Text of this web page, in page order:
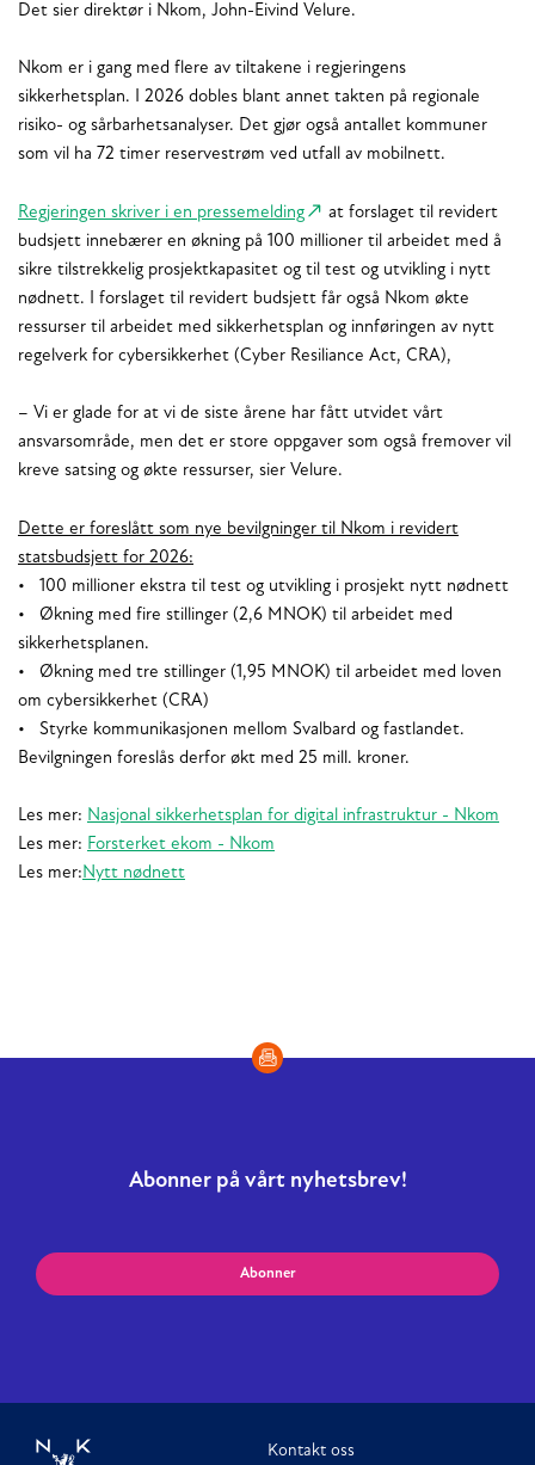
Det sier direktør i Nkom, John-Eivind Velure.
Nkom er i gang med flere av tiltakene i regjeringens
sikkerhetsplan. I 2026 dobles blant annet takten på regionale
risiko- og sårbarhetsanalyser. Det gjør også antallet kommuner
som vil ha 72 timer reservestrøm ved utfall av mobilnett.
Regjeringen skriver i en pressemelding
at forslaget til revidert
budsjett innebærer en økning på 100 millioner til arbeidet med å
sikre tilstrekkelig prosjektkapasitet og til test og utvikling i nytt
nødnett. I forslaget til revidert budsjett får også Nkom økte
ressurser til arbeidet med sikkerhetsplan og innføringen av nytt
regelverk for cybersikkerhet (Cyber Resiliance Act, CRA),
– Vi er glade for at vi de siste årene har fått utvidet vårt
ansvarsområde, men det er store oppgaver som også fremover vil
kreve satsing og økte ressurser, sier Velure.
Dette er foreslått som nye bevilgninger til Nkom i revidert
statsbudsjett for 2026:
• 100 millioner ekstra til test og utvikling i prosjekt nytt nødnett
• Økning med fire stillinger (2,6 MNOK) til arbeidet med
sikkerhetsplanen.
• Økning med tre stillinger (1,95 MNOK) til arbeidet med loven
om cybersikkerhet (CRA)
• Styrke kommunikasjonen mellom Svalbard og fastlandet.
Bevilgningen foreslås derfor økt med 25 mill. kroner.
Les mer: Nasjonal sikkerhetsplan for digital infrastruktur - Nkom
Les mer: Forsterket ekom - Nkom
Les mer: Nytt nødnett
Abonner på vårt nyhetsbrev!
Abonner
Kontakt oss